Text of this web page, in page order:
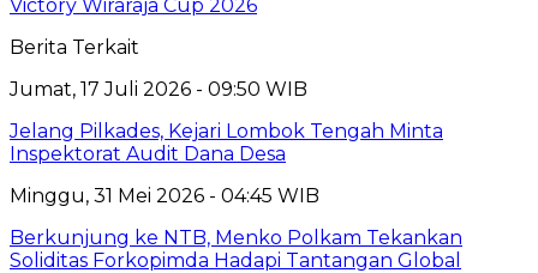
Victory Wiraraja Cup 2026
Berita Terkait
Jumat, 17 Juli 2026 - 09:50 WIB
Jelang Pilkades, Kejari Lombok Tengah Minta
Inspektorat Audit Dana Desa
Minggu, 31 Mei 2026 - 04:45 WIB
Berkunjung ke NTB, Menko Polkam Tekankan
Soliditas Forkopimda Hadapi Tantangan Global